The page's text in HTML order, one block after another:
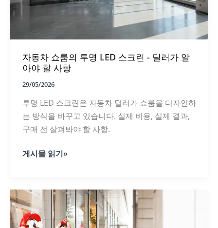
자동차 쇼룸의 투명 LED 스크린 - 딜러가 알
아야 할 사항
29/05/2026
투명 LED 스크린은 자동차 딜러가 쇼룸을 디자인하
는 방식을 바꾸고 있습니다. 실제 비용, 실제 결과,
구매 전 살펴봐야 할 사항.
자
룸
의
투
명
게시물 읽기»